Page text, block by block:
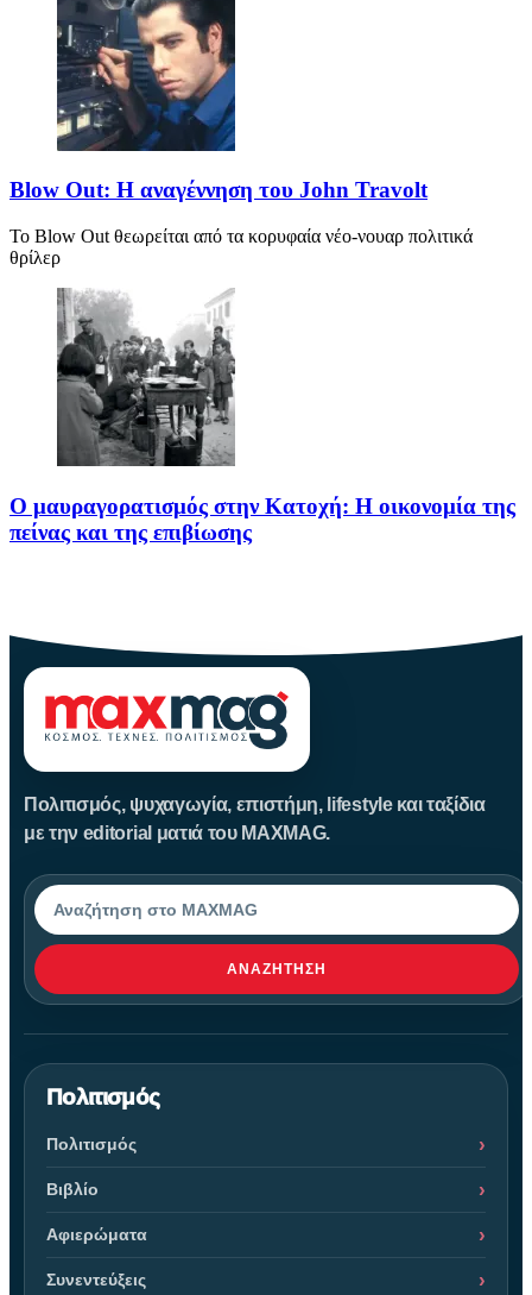
Blow Out: Η αναγέννηση του John Travolt
Το Blow Out θεωρείται από τα κορυφαία νέο-νουαρ πολιτικά
θρίλερ
Ο μαυραγορατισμός στην Κατοχή: Η οικονομία της
πείνας και της επιβίωσης
Πολιτισμός, ψυχαγωγία, επιστήμη, lifestyle και ταξίδια
με την editorial ματιά του MAXMAG.
Αναζήτηση
ΑΝΑΖΉΤΗΣΗ
Πολιτισμός
Πολιτισμός
Βιβλίο
Αφιερώματα
Συνεντεύξεις